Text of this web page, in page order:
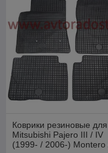
Коврики резиновые для
Mitsubishi Pajero III / IV
(1999- / 2006-) Montero